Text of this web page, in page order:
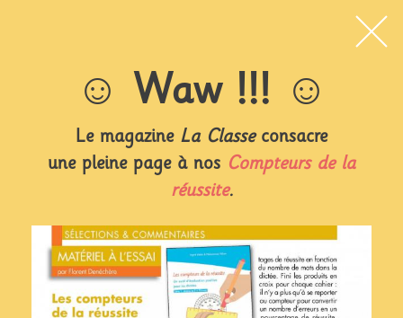
☺︎ Waw !!! ☺︎
Le magazine La Classeconsacre
une pleine page à nos Compteurs de la
réussite.